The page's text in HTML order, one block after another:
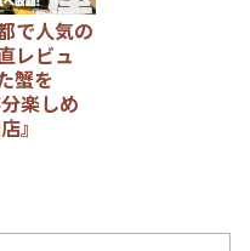
で人気の
レビュ
蟹を
楽しめ
』